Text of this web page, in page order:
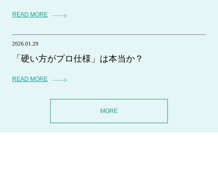
READ MORE
2026.01.29
「硬い方がプロ仕様」は本当か？
READ MORE
MORE